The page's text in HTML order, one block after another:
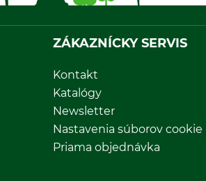
ZÁKAZNÍCKY SERVIS
Kontakt
Katalógy
Newsletter
Nastavenia súborov cookie
Priama objednávka